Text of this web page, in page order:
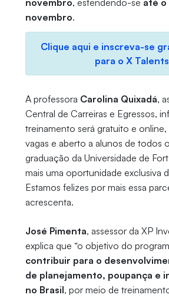
novembro, estendendo-se até o
novembro.
Clique aqui e inscreva-se
para o X Talents
A professora Carolina Quixadá,
Central de Carreiras e Egressos,
treinamento será gratuito e online,
vagas e aberto a alunos de todos
graduação da Universidade de
mais uma oportunidade exclusiva
Estamos felizes por mais essa
acrescenta.
José Pimenta, assessor da XP
explica que “o objetivo do
contribuir para o
de planejamento, poupança e
no Brasil, por meio de